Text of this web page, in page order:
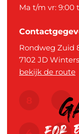
Ma t/m vr: 9:00
Rondweg Zuid
7102 JD
bekijk de route